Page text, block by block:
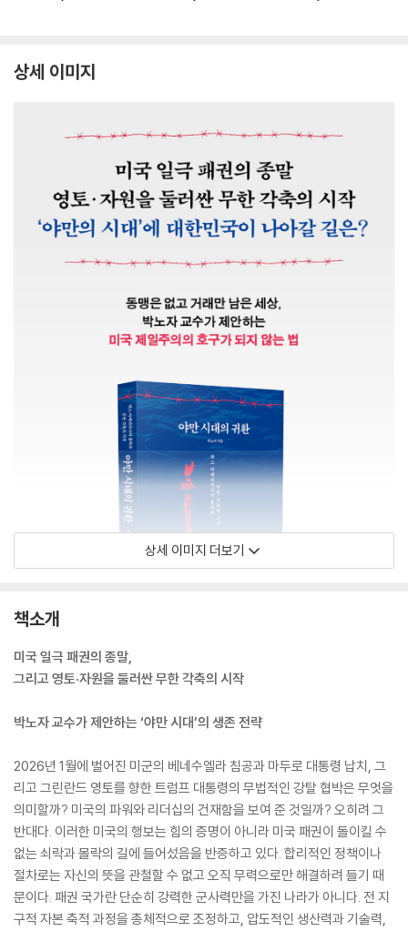
상세 이미지
상세 이미지 더보기
책소개
미국 일극 패권의 종말,
그리고 영토·자원을 둘러싼 무한 각축의 시작
박노자 교수가 제안하는 ‘야만 시대’의 생존 전략
2026년 1월에 벌어진 미군의 베네수엘라 침공과 마두로 대통령 납치, 그
리고 그린란드 영토를 향한 트럼프 대통령의 무법적인 강탈 협박은 무엇을
의미할까? 미국의 파워와 리더십의 건재함을 보여 준 것일까? 오히려 그
반대다. 이러한 미국의 행보는 힘의 증명이 아니라 미국 패권이 돌이킬 수
없는 쇠락과 몰락의 길에 들어섰음을 반증하고 있다. 합리적인 정책이나
절차로는 자신의 뜻을 관철할 수 없고 오직 무력으로만 해결하려 들기 때
문이다. 패권 국가란 단순히 강력한 군사력만을 가진 나라가 아니다. 전 지
구적 자본 축적 과정을 총체적으로 조정하고, 압도적인 생산력과 기술력,